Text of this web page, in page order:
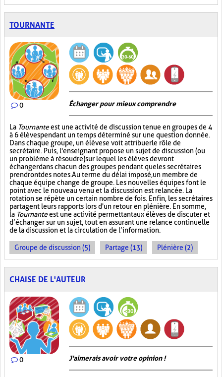
TOURNANTE
0 Échanger pour mieux comprendre
La Tournanteest une activité de discussion tenue en groupes de 4
à 6 élèves pendant un temps déterminé sur une question donnée.
Dans chaque groupe, un élève se voit attribuer le rôle de
secrétaire. Puis, l'enseignant propose un sujet de discussion (ou
un problème à résoudre) sur lequel les élèves devront
échanger dans chacun des groupes pendant que les secrétaires
prendront des notes. Au terme du délai imposé, un membre de
chaque équipe change de groupe. Les nouvelles équipes font le
point avec le nouveau venu et la discussion est relancée. La
rotation se répète un certain nombre de fois. Enfin, les secrétaires
partagent leurs rapports lors d'un retour en plénière. En somme,
la Tournanteest une activité permettant aux élèves de discuter et
d’échanger sur un sujet, tout en assurant une relance continuelle
de la discussion et la circulation de l’information.
Groupe de discussion (5) Partage (13) Plénière (2)
CHAISE DE L'AUTEUR
0 J'aimerais avoir votre opinion !